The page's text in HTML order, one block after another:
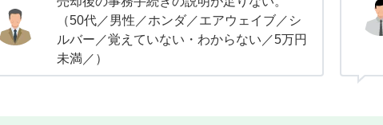
（50代／男性／ホンダ／エアウェイブ／シ
ルバー／覚えていない・わからない／5万円
未満／）